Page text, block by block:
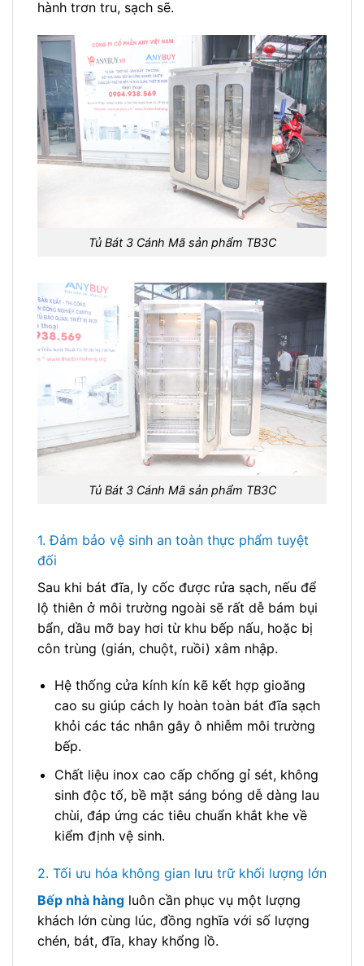
hành trơn tru, sạch sẽ.
Tủ Bát 3 Cánh Mã sản phẩm TB3C
Tủ Bát 3 Cánh Mã sản phẩm TB3C
1. Đảm bảo vệ sinh an toàn thực phẩm tuyệt
đối
Sau khi bát đĩa, ly cốc được rửa sạch, nếu để
lộ thiên ở môi trường ngoài sẽ rất dễ bám bụi
bẩn, dầu mỡ bay hơi từ khu bếp nấu, hoặc bị
côn trùng (gián, chuột, ruồi) xâm nhập.
Hệ thống cửa kính kín kẽ kết hợp gioăng
cao su giúp cách ly hoàn toàn bát đĩa sạch
khỏi các tác nhân gây ô nhiễm môi trường
bếp.
Chất liệu inox cao cấp chống gỉ sét, không
sinh độc tố, bề mặt sáng bóng dễ dàng lau
chùi, đáp ứng các tiêu chuẩn khắt khe về
kiểm định vệ sinh.
2. Tối ưu hóa không gian lưu trữ khối lượng lớn
Bếp nhà hàng luôn cần phục vụ một lượng
khách lớn cùng lúc, đồng nghĩa với số lượng
chén, bát, đĩa, khay khổng lồ.